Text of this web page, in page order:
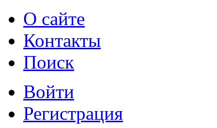
О сайте
Контакты
Поиск
Войти
Регистрация